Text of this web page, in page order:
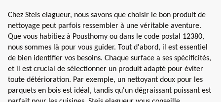
Chez Steis elagueur, nous savons que choisir le bon produit de
nettoyage peut parfois ressembler à une véritable aventure.
Que vous habitiez à Pousthomy ou dans le code postal 12380,
nous sommes là pour vous guider. Tout d'abord, il est essentiel
de bien identifier vos besoins. Chaque surface a ses spécificités,
et il est crucial de sélectionner un produit adapté pour éviter
toute détérioration. Par exemple, un nettoyant doux pour les
parquets en bois est idéal, tandis qu'un dégraissant puissant est